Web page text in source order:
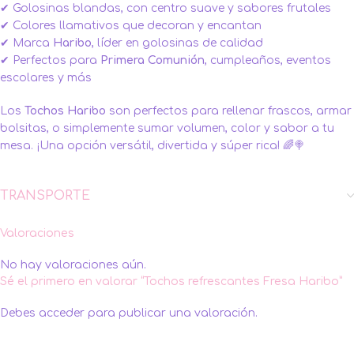
✔ Golosinas blandas, con centro suave y sabores frutales
✔ Colores llamativos que decoran y encantan
✔ Marca Haribo, líder en golosinas de calidad
✔ Perfectos para Primera Comunión, cumpleaños, eventos
escolares y más
Los Tochos Haribo son perfectos para rellenar frascos, armar
bolsitas, o simplemente sumar volumen, color y sabor a tu
mesa. ¡Una opción versátil, divertida y súper rica! 🌈🍭
TRANSPORTE
Valoraciones
No hay valoraciones aún.
Sé el primero en valorar “Tochos refrescantes Fresa Haribo”
Debes acceder para publicar una valoración.